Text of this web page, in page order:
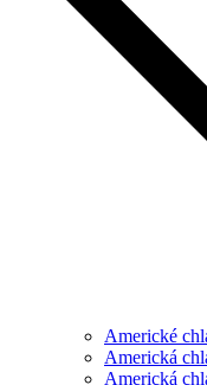
Americké
Americká
Americká